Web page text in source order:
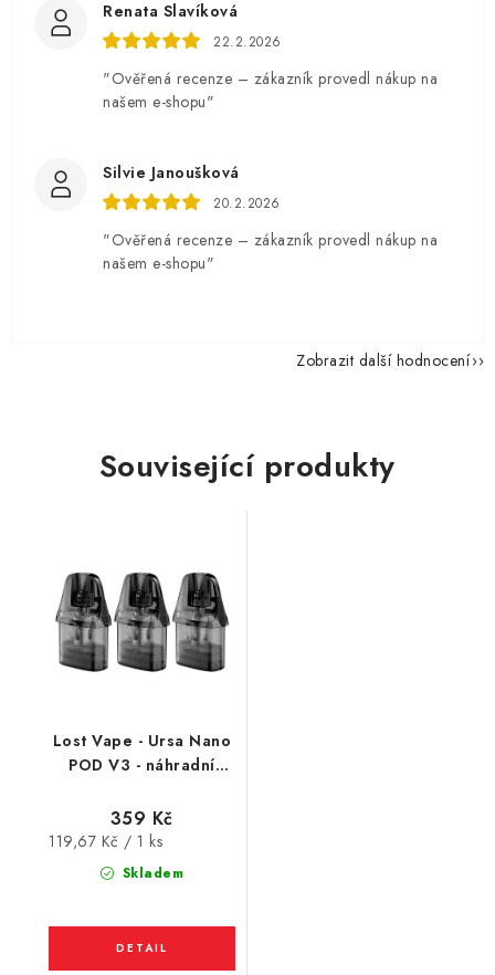
Renata Slavíková
22.2.2026
"Ověřená recenze – zákazník provedl nákup na
našem e-shopu"
Silvie Janoušková
20.2.2026
"Ověřená recenze – zákazník provedl nákup na
našem e-shopu"
Zobrazit další hodnocení
Související produkty
Lost Vape - Ursa Nano
POD V3 - náhradní
Skladem
359 Kč
Měrná
119,67 Kč / 1 ks